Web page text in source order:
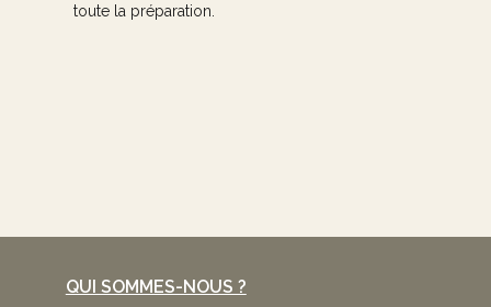
toute la préparation.
QUI SOMMES-NOUS ?